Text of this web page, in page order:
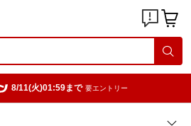
8/11(火)01:59まで 要エントリー